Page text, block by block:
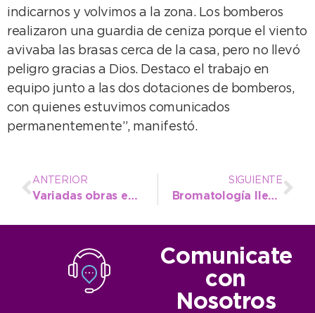
indicarnos y volvimos a la zona. Los bomberos
realizaron una guardia de ceniza porque el viento
avivaba las brasas cerca de la casa, pero no llevó
peligro gracias a Dios. Destaco el trabajo en
equipo junto a las dos dotaciones de bomberos,
con quienes estuvimos comunicados
permanentemente”, manifestó.
ANTERIOR
Variadas obras en Quequén: limpian bajadas públicas, veredas y hacen repaso de calles
SIGUIENTE
Bromatología lleva tranquilidad sobre animales ponzoñosos y ofidios
Comunicate
con
Nosotros